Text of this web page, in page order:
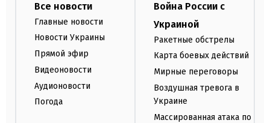
Все новости
Главные новости
Новости Украины
Прямой эфир
Видеоновости
Аудионовости
Погода
Война России с
Украиной
Ракетные обстрелы
Карта боевых действий
Мирные переговоры
Воздушная тревога в
Украине
Массированная атака по